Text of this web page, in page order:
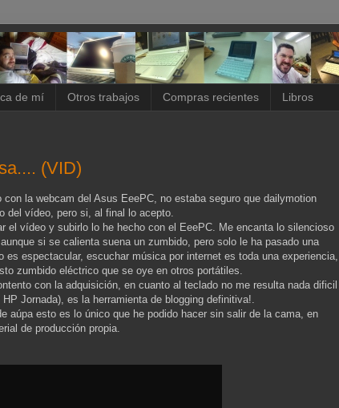
de mí Otros trabajos Compras recientes Libros
(VID)
con la webcam del Asus EeePC, no estaba seguro que dailymotion
del vídeo, pero si, al final lo acepto.
el vídeo y subirlo lo he hecho con el EeePC. Me encanta lo silencioso
si se calienta suena un zumbido, pero solo le ha pasado una
es espectacular, escuchar música por internet es toda una experiencia,
zumbido eléctrico que se oye en otros portátiles.
con la adquisición, en cuanto al teclado no me resulta nada dificil
Jornada), es la herramienta de blogging definitiva!.
aúpa esto es lo único que he podido hacer sin salir de la cama, en
de producción propia.